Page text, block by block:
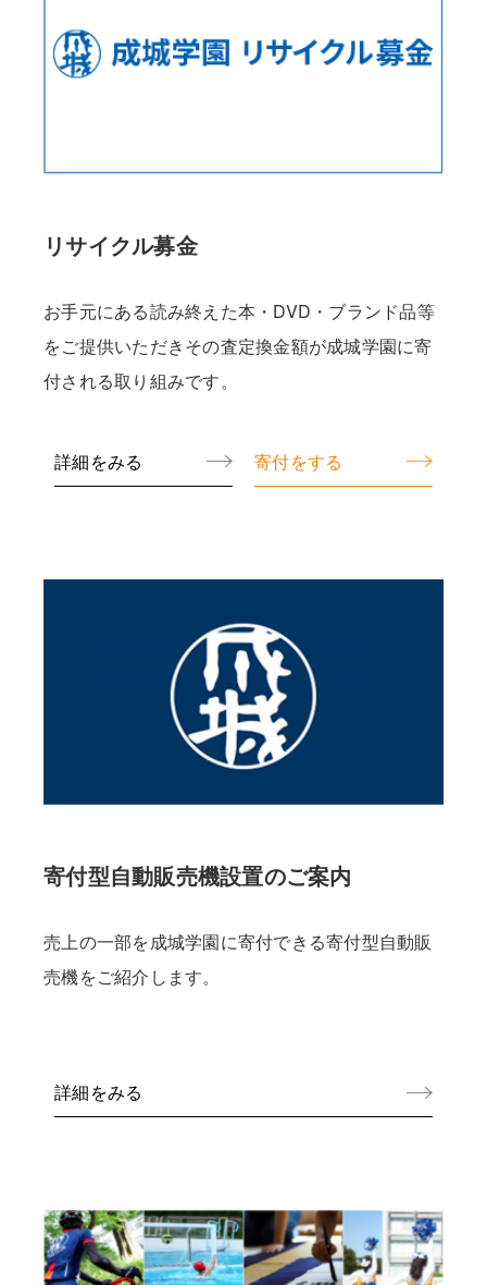
リサイクル募金
お手元にある読み終えた本・DVD・ブランド品等
をご提供いただきその査定換金額が成城学園に寄
付される取り組みです。
詳細をみる 寄付をする
寄付型自動販売機設置のご案内
売上の一部を成城学園に寄付できる寄付型自動販
売機をご紹介します。
詳細をみる